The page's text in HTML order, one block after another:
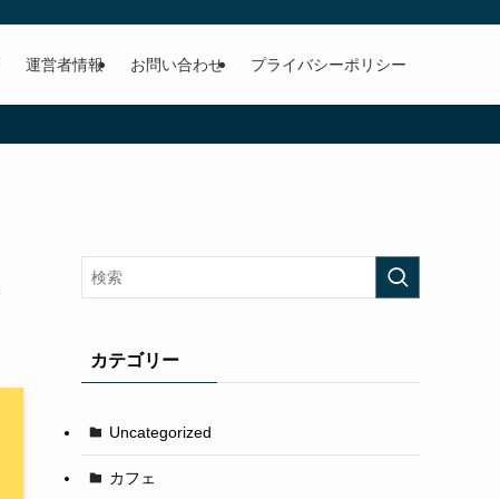
運営者情報 お問い合わせ プライバシーポリシー
カテゴリー
Uncategorized
カフェ